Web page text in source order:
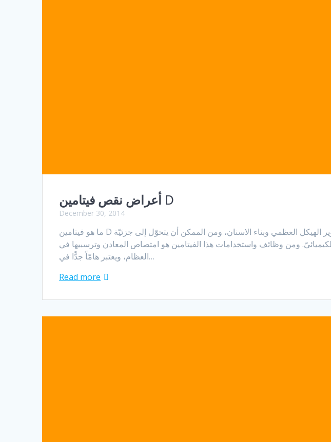
أعراض نقص فيتامين D
December 30, 2014
ما هو فيتامين D هو منظّم أساسي للجسم لتوازن الكالسيوم؛حيث يساعد على تزويد العظم بالمعادن وتطوير الهيكل العظمي وبناء الاسنان، ومن الممكن أن يتحوّل إلى جزئيّة
ومن وظائف واستخدامات هذا الفيتامين هو امتصاص المعادن وترسبيها في
العظام، ويعتبر هامّاً جدًّا في…
Read more